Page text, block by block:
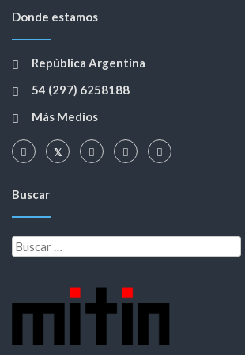
Donde estamos
República Argentina
54 (297) 6258188
Más Medios
Buscar